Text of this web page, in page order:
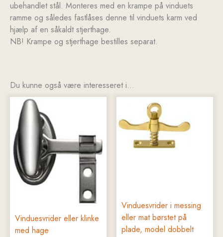
ubehandlet stål. Monteres med en krampe på vinduets
ramme og således fastlåses denne til vinduets karm ved
hjælp af en såkaldt stjerthage.
NB! Krampe og stjerthage bestilles separat.
Du kunne også være interesseret i…
Vinduesvrider eller klinke
med hage
Dette
vare
har
flere
varianter.
Mulighederne
kan
vælges
Vinduesvrider i messing
eller mat børstet på
plade, model dobbelt
har
flere
varianter.
varesiden